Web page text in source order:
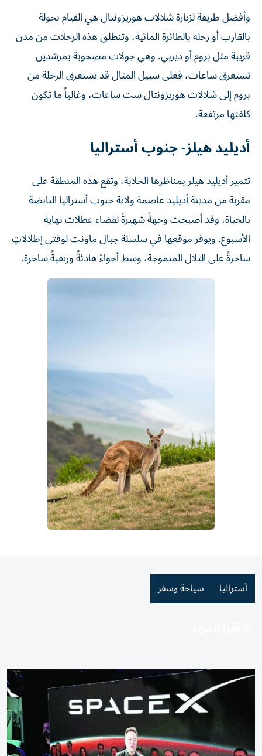
وأفضل طريقة لزيارة شلالات هوريزونتال هي القيام بجولة
بالقارب أو رحلة بالطائرة المائية، وتنطلق هذه الرحلات من مدن
قريبة مثل بروم أو ديربي. وهي جولات مصحوبة بمرشدين
تستغرق ساعات، فعلى سبيل المثال قد تستغرق الرحلة من
بروم إلى شلالات هوريزونتال ست ساعات، وغالباً ما تكون
كلفتها مرتفعة.
أديليد هيلز- جنوب أستراليا
تتميز أديليد هيلز بمناظرها الخلابة، وتقع هذه المنطقة على
مقربة من مدينة أديليد عاصمة ولاية جنوب أستراليا النابضة
بالحياة، وقد أصبحت وجهةً شهيرةً لقضاء عطلات نهاية
الأسبوع. ويوفر موقعها في سلسلة جبال ماونت لوفتي إطلالاتٍ
ساحرةً على التلال المتموجة، وسط أجواءً هادئةً وريفيةً ساحرة.
أستراليا سياحة وسفر